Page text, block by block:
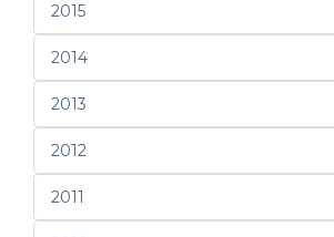
2015
2014
2013
2012
2011